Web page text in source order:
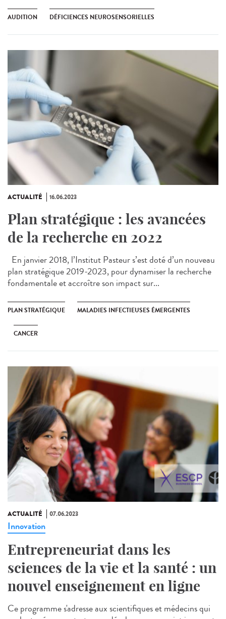
AUDITION DÉFICIENCES NEUROSENSORIELLES
ACTUALITÉ 16.06.2023
Plan stratégique : les avancées
de la recherche en 2022
En janvier 2018, l’Institut Pasteur s’est doté d’un nouveau
plan stratégique 2019-2023, pour dynamiser la recherche
fondamentale et accroître son impact sur...
PLAN STRATÉGIQUE MALADIES INFECTIEUSES ÉMERGENTES
CANCER
ACTUALITÉ 07.06.2023
Innovation
Entrepreneuriat dans les
sciences de la vie et la santé : un
nouvel enseignement en ligne
Ce programme s'adresse aux scientifiques et médecins qui